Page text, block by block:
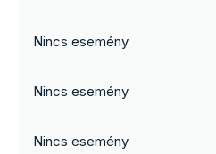
Nincs esemény
Nincs esemény
Nincs esemény